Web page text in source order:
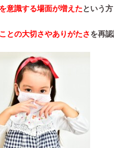
意識する場面が増えたという
との大切さやありがたさを再